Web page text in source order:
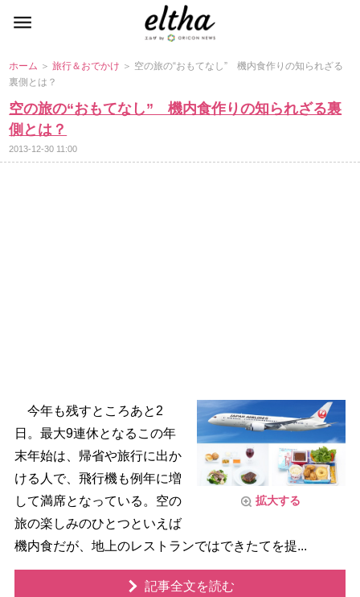
ホーム ＞旅行＆おでかけ ＞ 空の旅の“おもてなし” 機内食作りの知られざる
裏側とは？
空の旅の“おもてなし” 機内食作りの知られざる裏
側とは？
2013-12-30 11:00
拡大する
今年も残すところあと2
日。最大9連休となるこの年
末年始は、帰省や旅行に出か
ける人で、飛行機も例年に増
して満席となっている。空の
旅の楽しみのひとつといえば
機内食だが、地上のレストランではできたてを提...
記事全文を読む